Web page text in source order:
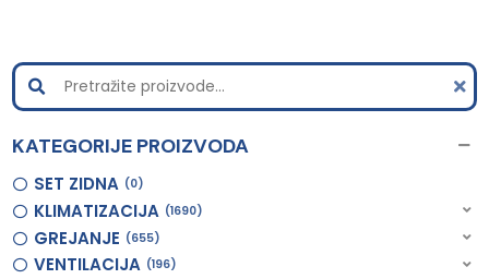
KATEGORIJE PROIZVODA
SET ZIDNA 0
KLIMATIZACIJA 1690
GREJANJE 655
VENTILACIJA 196